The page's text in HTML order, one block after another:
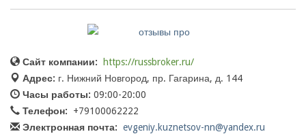
Сайт компании:
https://russbroker.ru/
Адрес: г. Нижний Новгород, пр. Гагарина, д. 144
Часы работы: 09:00-20:00
Телефон:
+79100062222
Электронная почта: evgeniy.kuznetsov-nn@yandex.ru